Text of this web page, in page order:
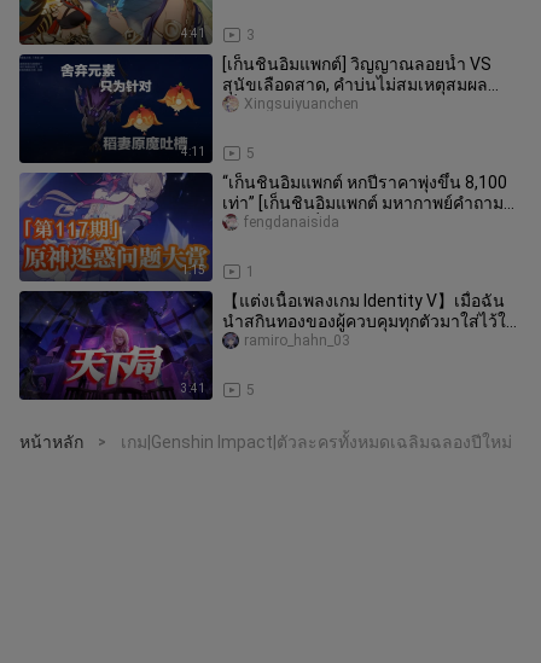
4:41 3
4:11
[เก็นชินอิมแพกต์] วิญญาณลอยน้ำ VS
สุนัขเลือดสาด, คำบ่นไม่สมเหตุสมผล
เกี่ยวกับปีศาจต้นกำเนิดแห่งอินาซึ
5
Xingsuiyuanchen
1:15
“เก็นชินอิมแพกต์ หกปีราคาพุ่งขึ้น 8,100
เท่า” [เก็นชินอิมแพกต์ มหากาพย์คำถาม
ชวนงง ตอนที่ 117]
1
fengdanaisida
3:41
【แต่งเนื้อเพลงเกม Identity V】เมื่อฉัน
นำสกินทองของผู้ควบคุมทุกตัวมาใส่ไว้ใน
เพลง “Tianxia Ju” เพลงเดีย
5
ramiro_hahn_03
หน้าหลัก > เกม|Genshin Impact|ตัวละครทั้งหมดเฉลิมฉลองปีใหม่